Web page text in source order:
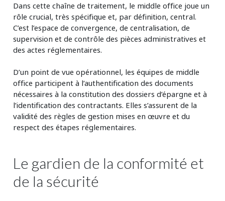
Dans cette chaîne de traitement, le middle office joue un
rôle crucial, très spécifique et, par définition, central.
C’est l’espace de convergence, de centralisation, de
supervision et de contrôle des pièces administratives et
des actes réglementaires.
D’un point de vue opérationnel, les équipes de middle
office participent à l’authentification des documents
nécessaires à la constitution des dossiers d’épargne et à
l’identification des contractants. Elles s’assurent de la
validité des règles de gestion mises en œuvre et du
respect des étapes réglementaires.
Le gardien de la conformité et
de la sécurité